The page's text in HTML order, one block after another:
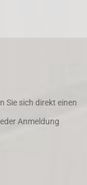
Sie sich direkt einen
Anmeldung